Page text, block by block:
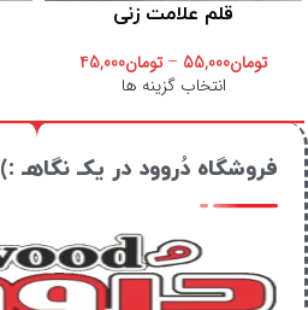
قلم علامت زنی
تومان55,000
– تومان45,000
انتخاب گزینه ها
فروشگاه دُروود در یکـ نگاهـ :)